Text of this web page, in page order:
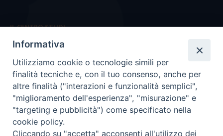
IL CENTRO STUDI
La nostra storia
Statuto
Presidenza e ufficio presidenza
Consiglio scientifico
Coordinamento nazionale
Informativa
Utilizziamo cookie o tecnologie simili per
finalità tecniche e, con il tuo consenso, anche per
altre finalità ("interazioni e funzionalità semplici",
"miglioramento dell'esperienza", "misurazione" e
"targeting e pubblicità") come specificato nella
cookie policy.
Cliccando su "accetta" acconsenti all'utilizzo dei